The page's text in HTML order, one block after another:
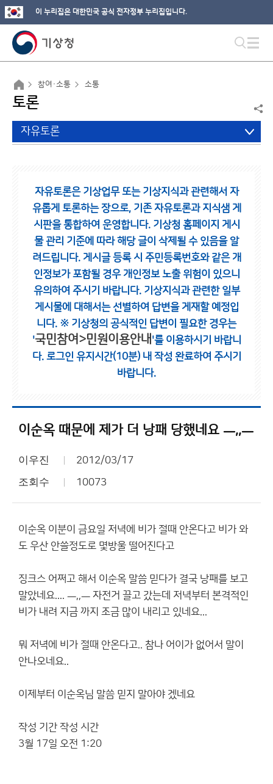
이 누리집은 대한민국 공식 전자정부 누리집입니다.
참여·소통 소통
토론
자유토론
자유토론은 기상업무 또는 기상지식과 관련해서 자
유롭게 토론하는 장으로, 기존 자유토론과 지식샘 게
시판을 통합하여 운영합니다. 기상청 홈페이지 게시
물 관리 기준에 따라 해당 글이 삭제될 수 있음을 알
려드립니다. 게시글 등록 시 주민등록번호와 같은 개
인정보가 포함될 경우 개인정보 노출 위험이 있으니
유의하여 주시기 바랍니다. 기상지식과 관련한 일부
게시물에 대해서는 선별하여 답변을 게재할 예정입
니다. ※ 기상청의 공식적인 답변이 필요한 경우는
'국민참여>민원이용안내 '를 이용하시기 바랍니
다. 로그인 유지시간(10분) 내 작성 완료하여 주시기
바랍니다.
이순옥 때문에 제가 더 낭패 당했네요 ㅡ,,ㅡ
이우진 2012/03/17
조회수 10073
이순옥 이분이 금요일 저녁에 비가 절때 안온다고 비가 와
도 우산 안쓸정도로 몇방울 떨어진다고
징크스 어쩌고 해서 이순옥 말씀 믿다가 결국 낭패를 보고
말았네요.... ㅡ,,ㅡ 자전거 끌고 갔는데 저녁부터 본격적인
비가 내려 지금 까지 조금 많이 내리고 있네요...
뭐 저녁에 비가 절때 안온다고.. 참나 어이가 없어서 말이
안나오네요..
이제부터 이순옥님 말씀 믿지 말아야 겠네요
작성 기간 작성 시간
3월 17일 오전 1:20